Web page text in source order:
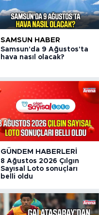
SAMSUN HABER
Samsun'da 9 Ağustos'ta
hava nasıl olacak?
GÜNDEM HABERLERI
8 Ağustos 2026 Çılgın
Sayısal Loto sonuçları
belli oldu